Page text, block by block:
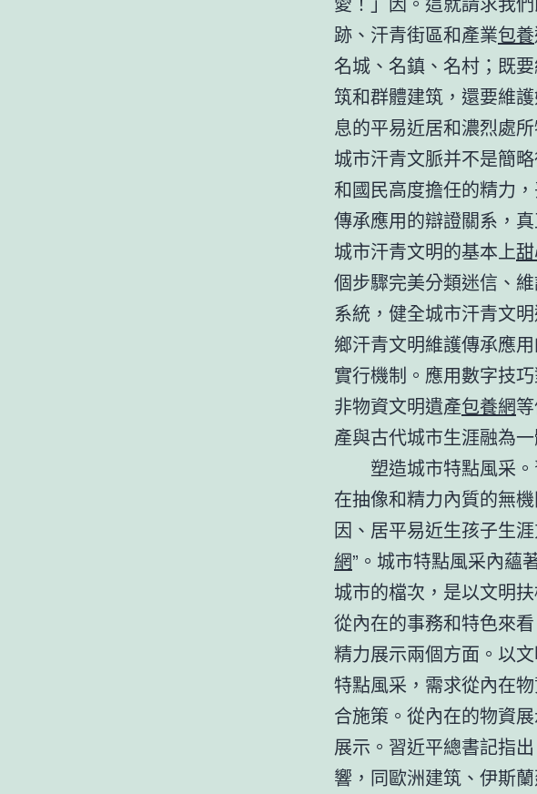
跡、汗青街區和產業包養
名城、名鎮、名村；既
筑和群體建筑，還要維
息的平易近居和濃烈處
城市汗青文脈并不是簡
和國民高度擔任的精力
傳承應用的辯證關系，
城市汗青文明的基本上
個步驟完美分類迷信、
系統，健全城市汗青文
鄉汗青文明維護傳承應
實行機制。應用數字技
非物資文明遺產包養網
產與古代城市生涯融為
塑造城市特點風采
在抽像和精力內質的無
因、居平易近生孩子生
網”。城市特點風采內蘊
城市的檔次，是以文明
從內在的事務和特色來
精力展示兩個方面。以
特點風采，需求從內在
合施策。從內在的物資
展示。習近平總書記指
響，同歐洲建筑、伊斯